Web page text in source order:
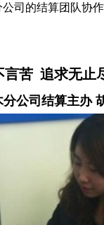
司的结算团队协
言苦 追求无止
分公司结算主办